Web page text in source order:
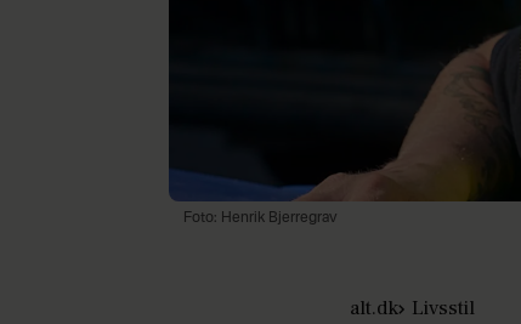
Foto: Henrik Bjerregrav
alt.dk Livsstil